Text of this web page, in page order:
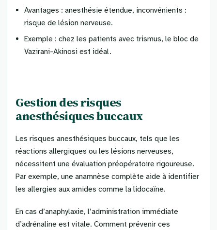
Avantages : anesthésie étendue, inconvénients :
risque de lésion nerveuse.
Exemple : chez les patients avec trismus, le bloc de
Vazirani-Akinosi est idéal.
Gestion des risques
anesthésiques buccaux
Les risques anesthésiques buccaux, tels que les
réactions allergiques ou les lésions nerveuses,
nécessitent une évaluation préopératoire rigoureuse.
Par exemple, une anamnèse complète aide à identifier
les allergies aux amides comme la lidocaïne.
En cas d’anaphylaxie, l’administration immédiate
d’adrénaline est vitale. Comment prévenir ces